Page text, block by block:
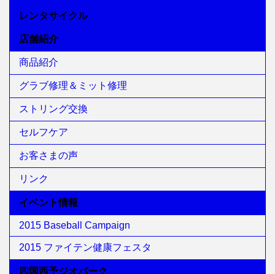
レンタサイクル
店舗紹介
商品紹介
グラブ修理＆ミット修理
ストリング交換
セルフケア
お客さまの声
リンク
イベント情報
2015 Baseball Campaign
2015 ファイテン健康フェスタ
四国西予ジオパーク